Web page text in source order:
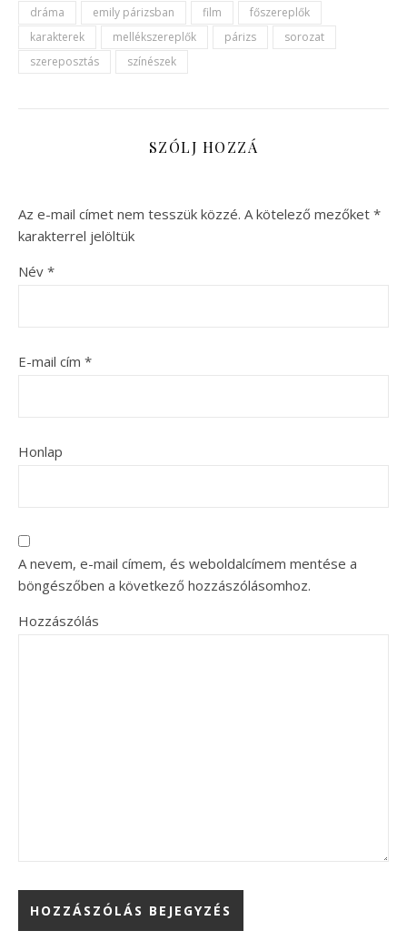
dráma emily párizsban film
főszereplők
karakterek
mellékszereplők párizs
sorozat
szereposztás
színészek
SZÓLJ HOZZÁ
Az e-mail címet nem tesszük közzé. A kötelező mezőket *
karakterrel jelöltük
Név *
E-mail cím *
Honlap
A nevem, e-mail címem, és weboldalcímem mentése a
böngészőben a következő hozzászólásomhoz.
Hozzászólás